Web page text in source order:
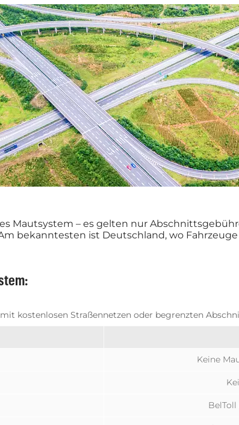
Mautsystem – es gelten nur
bekanntesten ist Deutschland, wo
kostenlosen Straßennetzen oder begrenzten
Keine